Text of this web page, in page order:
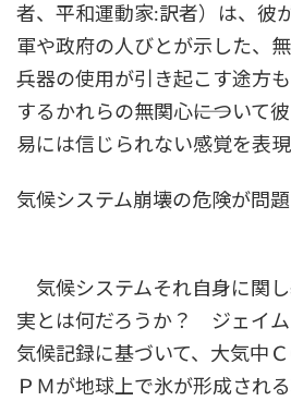
者、平和運動家:訳者）は、彼
軍や政府の人びとが示した、無
兵器の使用が引き起こす途方
するかれらの無関心――について
易には信じられない感覚を表現
気候システム崩壊の危険が問題
気候システムそれ自身に関
実とは何だろうか？ ジェイ
気候記録に基づいて、大気中
ＰＭが地球上で氷が形成され